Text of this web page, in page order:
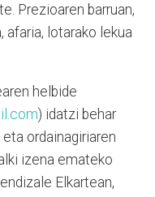
Prezioaren barruan,
afaria, lotarako lekua
helbide
) idatzi behar
ordainagiriaren
izena emateko
Elkartean,